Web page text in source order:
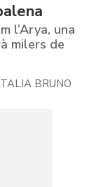
l’Arya, una
milers de
BRUNO